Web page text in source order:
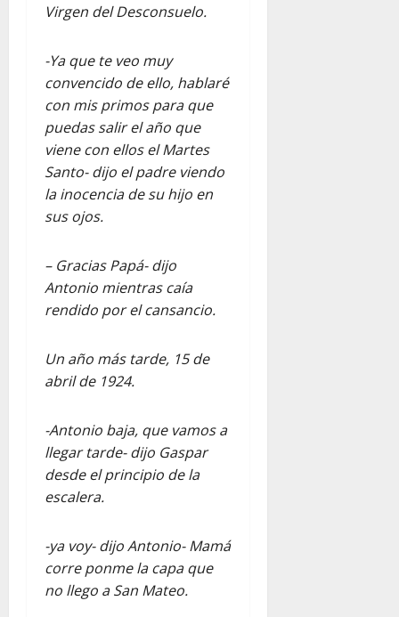
Virgen del Desconsuelo.
-Ya que te veo muy
convencido de ello, hablaré
con mis primos para que
puedas salir el año que
viene con ellos el Martes
Santo- dijo el padre viendo
la inocencia de su hijo en
sus ojos.
– Gracias Papá- dijo
Antonio mientras caía
rendido por el cansancio.
Un año más tarde, 15 de
abril de 1924.
-Antonio baja, que vamos a
llegar tarde- dijo Gaspar
desde el principio de la
escalera.
-ya voy- dijo Antonio- Mamá
corre ponme la capa que
no llego a San Mateo.